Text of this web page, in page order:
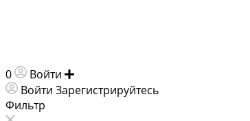
0 Войти
Войти Зарегистрируйтесь
Фильтр